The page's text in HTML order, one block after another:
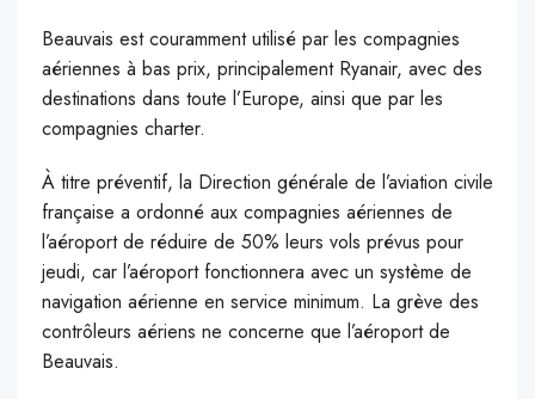
Beauvais est couramment utilisé par les compagnies
aériennes à bas prix, principalement Ryanair, avec des
destinations dans toute l’Europe, ainsi que par les
compagnies charter.
À titre préventif, la Direction générale de l’aviation civile
française a ordonné aux compagnies aériennes de
l’aéroport de réduire de 50% leurs vols prévus pour
jeudi, car l’aéroport fonctionnera avec un système de
navigation aérienne en service minimum. La grève des
contrôleurs aériens ne concerne que l’aéroport de
Beauvais.